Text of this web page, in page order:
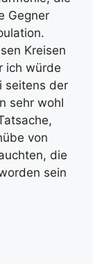
Gegner
Kreisen
ich würde
seitens der
sehr wohl
von
die
sein